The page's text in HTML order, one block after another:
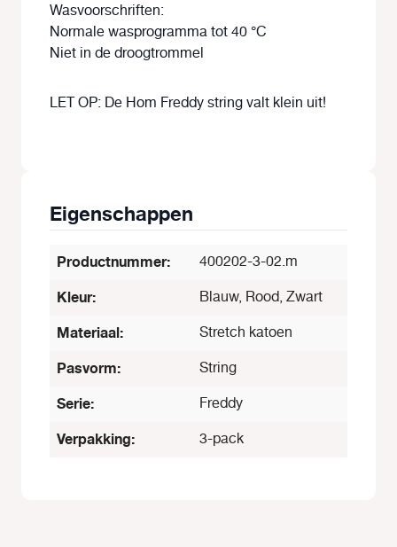
Wasvoorschriften:
Normale wasprogramma tot 40 °C
Niet in de droogtrommel
LET OP: De Hom Freddy string valt klein uit!
Eigenschappen
Productnummer: 400202-3-02.m
Kleur: Blauw, Rood, Zwart
Materiaal: Stretch katoen
Pasvorm: String
Serie: Freddy
Verpakking: 3-pack